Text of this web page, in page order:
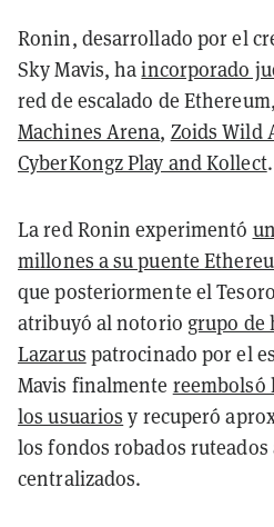
Ronin, desarrollado por el
Sky Mavis, haincorporado
red de escalado de
Machines Arena, Zoids Wild
CyberKongz Play and Kollect.
La red Ronin experimentó
millones a su puente
que posteriormente el
atribuyó al notorio grupo de
Lazarus patrocinado por el
Mavis finalmente reembolsó
los usuarios y recuperó
los fondos robados ruteados
centralizados.